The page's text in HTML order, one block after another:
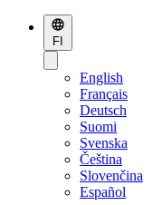
FI
English
Français
Deutsch
Suomi
Svenska
Čeština
Slovenčina
Español